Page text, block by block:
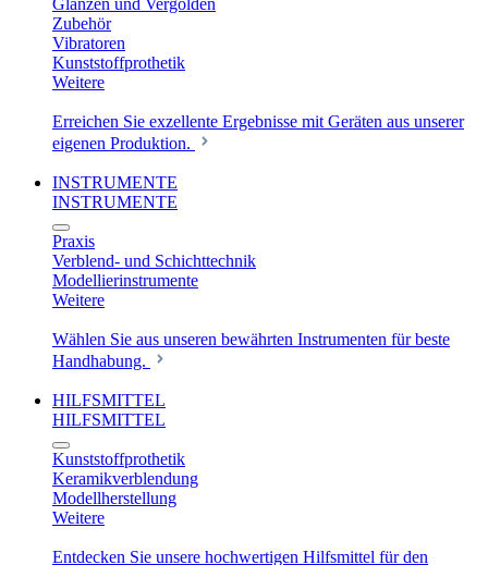
Glänzen und Vergolden
Zubehör
Vibratoren
Kunststoffprothetik
Weitere
Erreichen Sie exzellente Ergebnisse mit Geräten aus unserer
eigenen Produktion.
INSTRUMENTE
INSTRUMENTE
Praxis
Verblend- und Schichttechnik
Modellierinstrumente
Weitere
Wählen Sie aus unseren bewährten Instrumenten für beste
Handhabung.
HILFSMITTEL
HILFSMITTEL
Kunststoffprothetik
Keramikverblendung
Modellherstellung
Weitere
Entdecken Sie unsere hochwertigen Hilfsmittel für den